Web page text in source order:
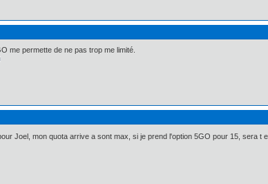
me permette de ne pas trop me limité.
Joel, mon quota arrive a sont max, si je prend l'option 5GO pour 15, sera t